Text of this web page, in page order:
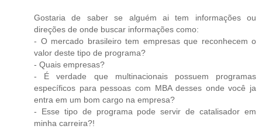
Gostaria de saber se alguém ai tem informações ou
direções de onde buscar informações como:
- O mercado brasileiro tem empresas que reconhecem o
valor deste tipo de programa?
- Quais empresas?
- É verdade que multinacionais possuem programas
específicos para pessoas com MBA desses onde você ja
entra em um bom cargo na empresa?
- Esse tipo de programa pode servir de catalisador em
minha carreira?!